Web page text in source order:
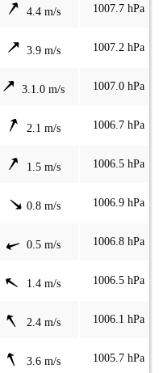
4.4 m/s 1007.7 hPa
3.9 m/s 1007.2 hPa
3.1.0 m/s 1007.0 hPa
2.1 m/s 1006.7 hPa
1.5 m/s 1006.5 hPa
0.8 m/s 1006.9 hPa
0.5 m/s 1006.8 hPa
1.4 m/s 1006.5 hPa
2.4 m/s 1006.1 hPa
3.6 m/s 1005.7 hPa